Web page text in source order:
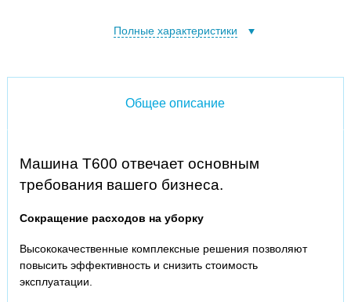
Полные характеристики
Общее описание
Машина Т600 отвечает основным
требования вашего бизнеса.
Сокращение расходов на уборку
Высококачественные комплексные решения позволяют
повысить эффективность и снизить стоимость
эксплуатации.